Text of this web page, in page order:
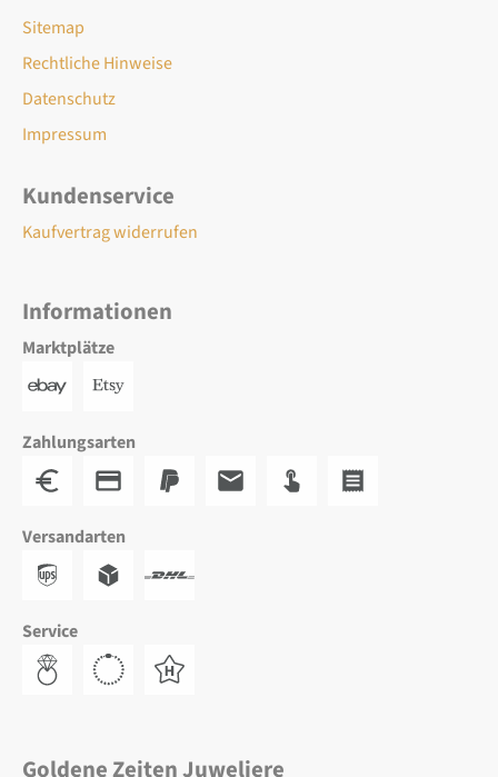
Sitemap
Rechtliche Hinweise
Datenschutz
Impressum
Kundenservice
Kaufvertrag widerrufen
Informationen
Marktplätze
Zahlungsarten
Versandarten
Service
Goldene Zeiten Juweliere